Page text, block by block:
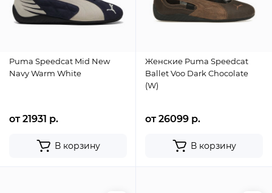
Puma Speedcat Mid New
Navy Warm White
от 21931 р.
В корзину
Женские Puma Speedcat
Ballet Voo Dark Chocolate
(W)
от 26099 р.
В корзину